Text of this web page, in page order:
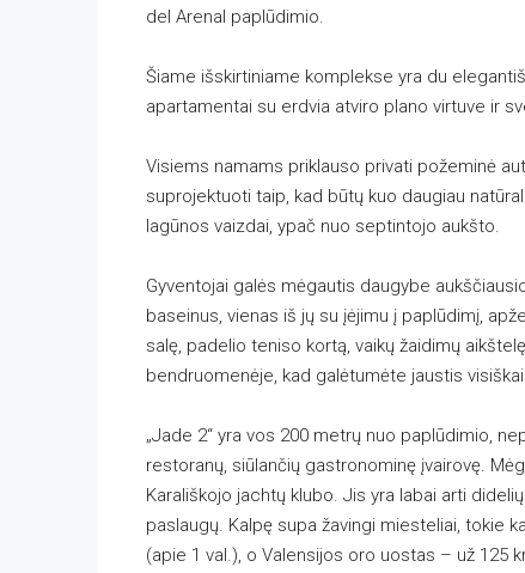
del Arenal paplūdimio.
Šiame išskirtiniame komplekse yra du
apartamentai su erdvia atviro plano virtuve ir
Visiems namams priklauso privati ​​požeminė
suprojektuoti taip, kad būtų kuo daugiau
lagūnos vaizdai, ypač nuo septintojo aukšto.
Gyventojai galės mėgautis daugybe
baseinus, vienas iš jų su įėjimu į paplūdimį,
salę, padelio teniso kortą, vaikų žaidimų
bendruomenėje, kad galėtumėte jaustis
„Jade 2“ yra vos 200 metrų nuo paplūdimio,
restoranų, siūlančių gastronominę įvairovę.
Karališkojo jachtų klubo. Jis yra labai arti
paslaugų. Kalpę supa žavingi miesteliai, tokie
(apie 1 val.), o Valensijos oro uostas – už 125